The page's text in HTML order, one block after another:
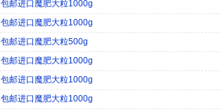
包邮进口魔肥大粒1000g
包邮进口魔肥大粒1000g
包邮进口魔肥大粒500g
包邮进口魔肥大粒1000g
包邮进口魔肥大粒1000g
包邮进口魔肥大粒1000g